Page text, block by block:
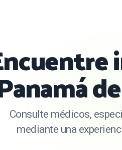
Consulte médicos,
mediante una